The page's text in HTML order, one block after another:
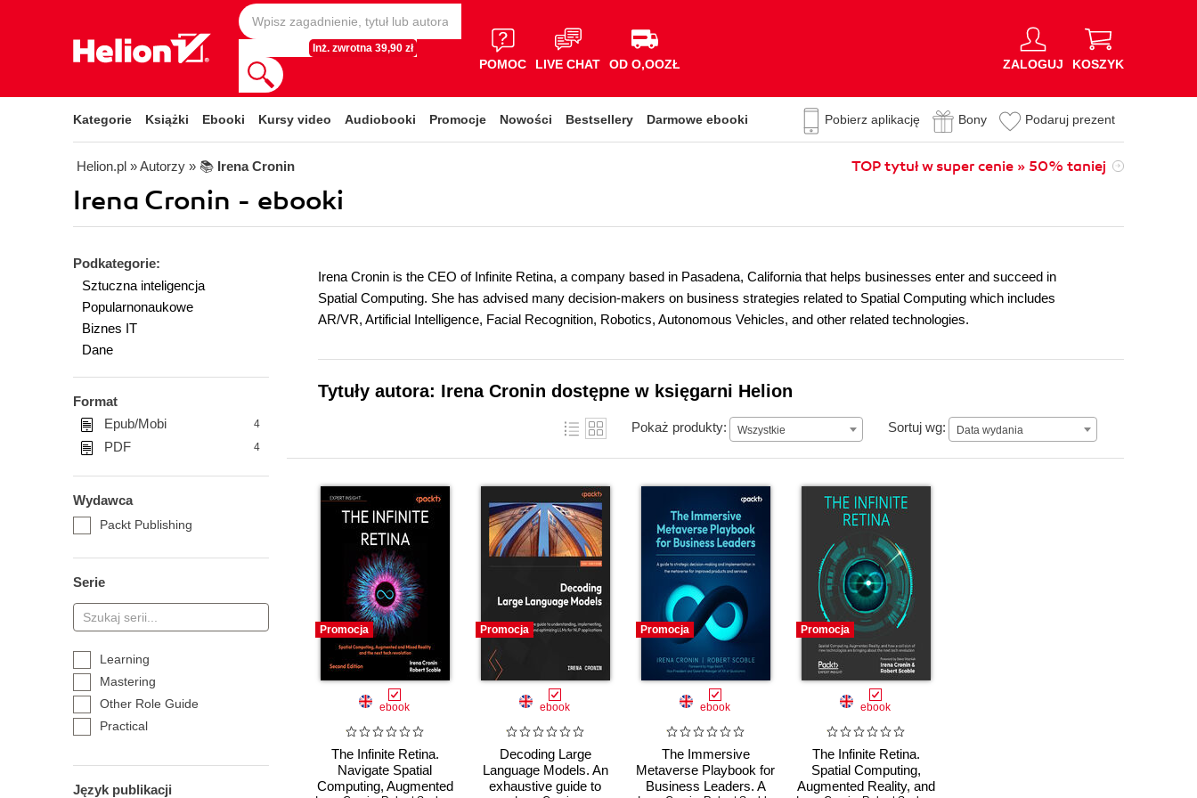
Inż. zwrotna 39,90 zł
POMOC LIVE CHAT OD O,OOZŁ ZALOGUJ KOSZYK
Kategorie Książki Ebooki Kursy video Audiobooki Promocje Nowości Bestsellery Darmowe ebooki Pobierz aplikację Bony Podaruj prezent
Helion.pl » Autorzy » 📚 Irena Cronin TOP tytuł w super cenie » 50% taniej
Irena Cronin - ebooki
Podkategorie:
Sztuczna inteligencja
Popularnonaukowe
Biznes IT
Dane
Format
Epub/Mobi
4
PDF 4
Wydawca
Packt Publishing
Serie
Learning
Mastering
Other Role Guide
Practical
Język publikacji
Irena Cronin is the CEO of Infinite Retina, a company based in Pasadena, California that helps businesses enter and succeed in
Spatial Computing. She has advised many decision-makers on business strategies related to Spatial Computing which includes
AR/VR, Artificial Intelligence, Facial Recognition, Robotics, Autonomous Vehicles, and other related technologies.
Tytuły autora: Irena Cronin dostępne w księgarni Helion
Pokaż produkty: Wszystkie Sortuj wg: Data wydania
Data wydania
Promocja
ebook
The Infinite Retina.
Navigate Spatial
Computing, Augmented
Promocja
ebook
Decoding Large
Language Models. An
exhaustive guide to
Promocja
ebook
The Immersive
Metaverse Playbook for
Business Leaders. A
Promocja
ebook
The Infinite Retina.
Spatial Computing,
Augmented Reality, and